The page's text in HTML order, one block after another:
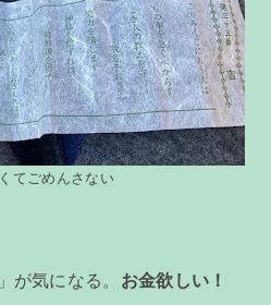
てごめんさない
が気になる。 お金欲しい！